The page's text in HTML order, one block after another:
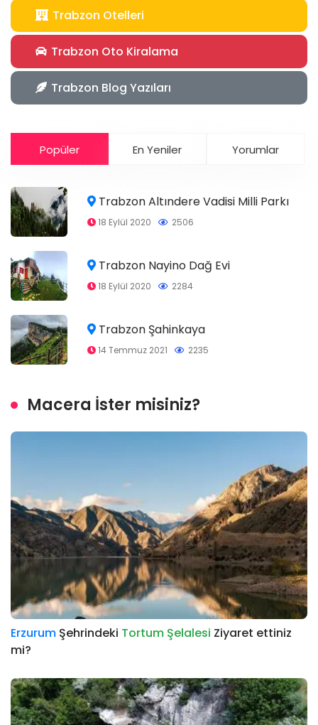
Trabzon Otelleri
Trabzon Oto Kiralama
Trabzon Blog Yazıları
Popüler En Yeniler Yorumlar
Trabzon Altındere Vadisi Milli Parkı
18 Eylül 2020 2506
Trabzon Nayino Dağ Evi
18 Eylül 2020 2284
Trabzon Şahinkaya
14 Temmuz 2021 2235
Macera İster misiniz?
Erzurum Şehrindeki Tortum Şelalesi Ziyaret ettiniz
mi?